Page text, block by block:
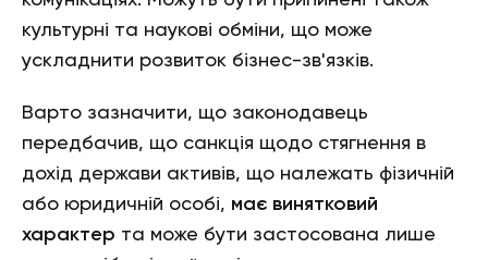
культурні та наукові обміни, що може
ускладнити розвиток бізнес-зв'язків.
Варто зазначити, що законодавець
передбачив, що санкція щодо стягнення в
дохід держави активів, що належать фізичній
або юридичній особі, має винятковий
характер та може бути застосована лише